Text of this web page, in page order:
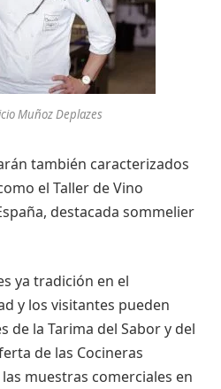
Muñoz Deplazes
también caracterizados
el Taller de Vino
destacada sommelier
ya tradición en el
y los visitantes pueden
de la Tarima del Sabor y del
de las Cocineras
muestras comerciales en